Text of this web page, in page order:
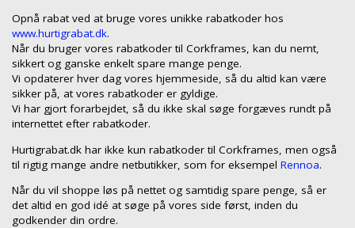
Opnå rabat ved at bruge vores unikke rabatkoder hos
www.hurtigrabat.dk.
Når du bruger vores rabatkoder til Corkframes, kan du nemt,
sikkert og ganske enkelt spare mange penge.
Vi opdaterer hver dag vores hjemmeside, så du altid kan være
sikker på, at vores rabatkoder er gyldige.
Vi har gjort forarbejdet, så du ikke skal søge forgæves rundt på
internettet efter rabatkoder.
Hurtigrabat.dk har ikke kun rabatkoder til Corkframes, men også
til rigtig mange andre netbutikker, som for eksempel Rennoa.
Når du vil shoppe løs på nettet og samtidig spare penge, så er
det altid en god idé at søge på vores side først, inden du
godkender din ordre.